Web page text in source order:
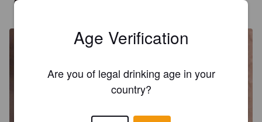
5 years ago
Age Verification
Are you of legal drinking age in your
country?